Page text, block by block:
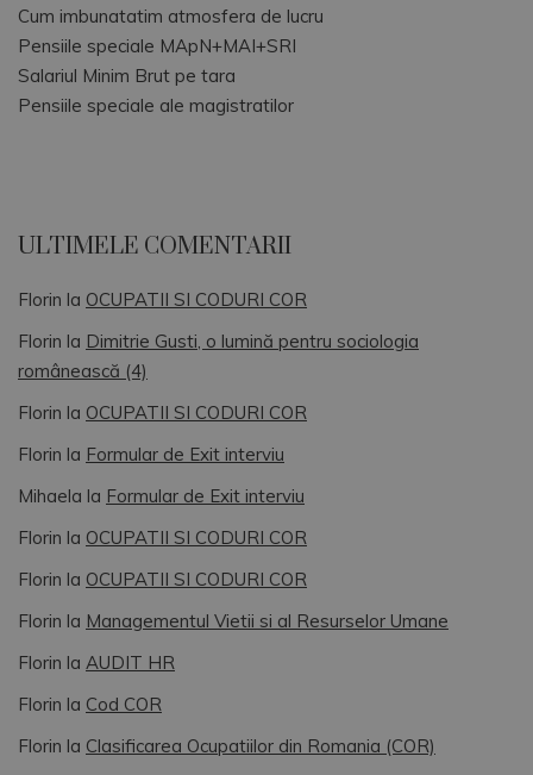
Cum imbunatatim atmosfera de lucru
Pensiile speciale MApN+MAI+SRI
Salariul Minim Brut pe tara
Pensiile speciale ale magistratilor
ULTIMELE COMENTARII
Florin la OCUPATII SI CODURI COR
Florin la Dimitrie Gusti, o lumină pentru sociologia
românească (4)
Florin la OCUPATII SI CODURI COR
Florin la Formular de Exit interviu
Mihaela la Formular de Exit interviu
Florin la OCUPATII SI CODURI COR
Florin la OCUPATII SI CODURI COR
Florin la Managementul Vietii si al Resurselor Umane
Florin la AUDIT HR
Florin la Cod COR
Florin la Clasificarea Ocupatiilor din Romania (COR)